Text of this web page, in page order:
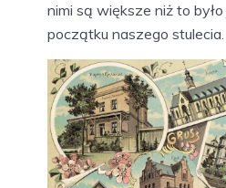
nimi są większe niż to
początku naszego stulecia.